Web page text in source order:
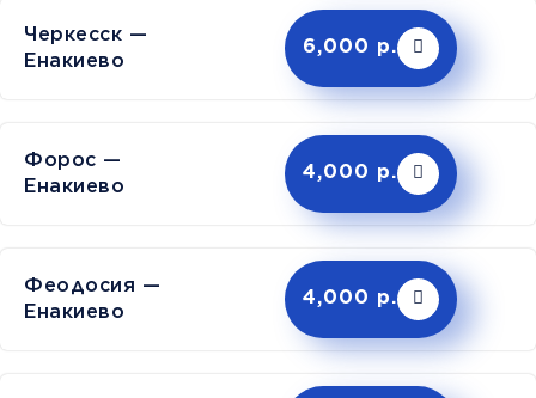
Черкесск —
Енакиево
6,000 р.
Форос —
Енакиево
4,000 р.
Феодосия —
Енакиево
4,000 р.